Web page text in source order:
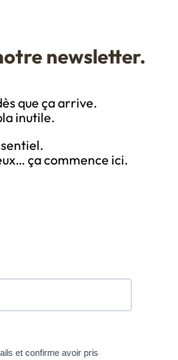
newsletter.
que ça arrive.
inutile.
ça commence ici.